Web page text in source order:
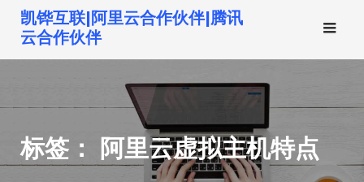
到
凯铧互联|阿里云合作伙伴|腾讯
云合作伙伴
标签： 阿里云虚拟主机特点